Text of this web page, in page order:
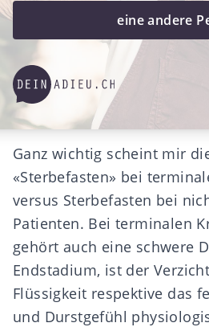
eine andere
Ganz wichtig scheint mir
«Sterbefasten» bei
versus Sterbefasten bei
Patienten. Bei terminalen
gehört auch eine schwere
Endstadium, ist der
Flüssigkeit respektive das
und Durstgefühl